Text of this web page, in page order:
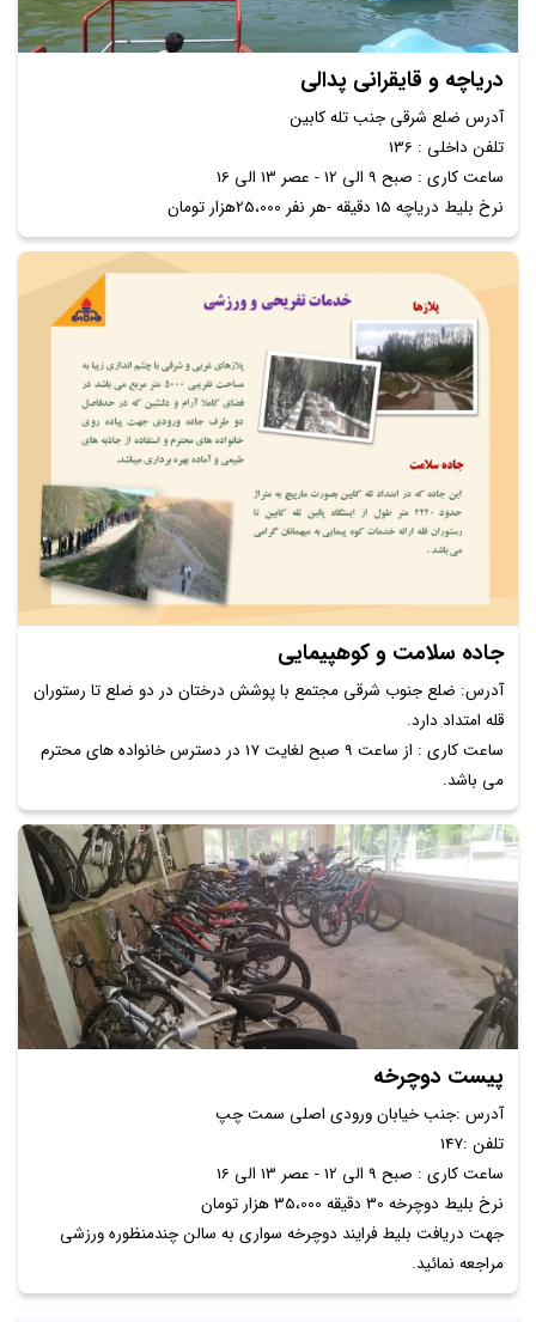
دریاچه و قایقرانی پدالی
آدرس ضلع شرقی جنب تله کابین
تلفن داخلی : 136
ساعت کاری : صبح 9 الی 12 - عصر 13 الی 16
نرخ بلیط دریاچه 15 دقیقه -هر نفر 25،000هزار تومان
جاده سلامت و کوهپیمایی
آدرس: ضلع جنوب شرقی مجتمع با پوشش درختان در دو ضلع تا رستوران
قله امتداد دارد.
ساعت کاری : از ساعت 9 صبح لغایت 17 در دسترس خانواده های محترم
می باشد.
پیست دوچرخه
آدرس :جنب خیابان ورودی اصلی سمت چپ
تلفن :147
ساعت کاری : صبح 9 الی 12 - عصر 13 الی 16
نرخ بلیط دوچرخه 30 دقیقه 35،000 هزار تومان
جهت دریافت بلیط فرایند دوچرخه سواری به سالن چندمنظوره ورزشی
مراجعه نمائید.